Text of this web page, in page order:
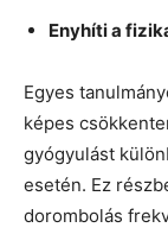
Enyhíti a
Egyes
képes
gyógyulást
esetén. Ez
dorombolás